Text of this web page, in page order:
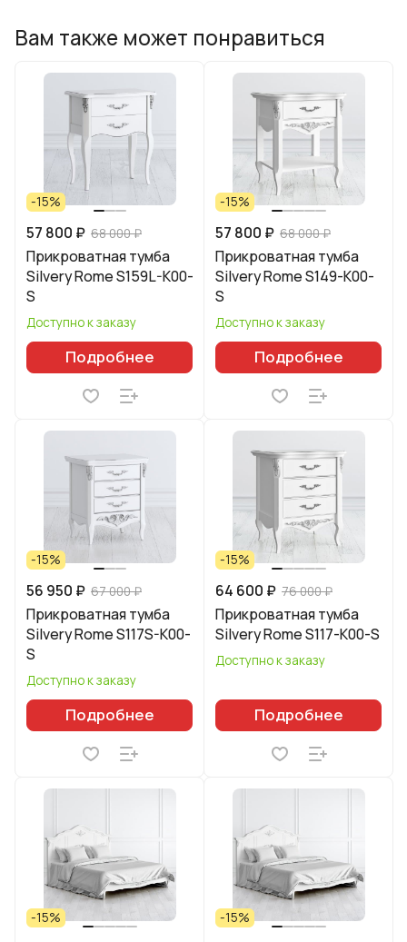
Вам также может понравиться
-15%
57 800 ₽ 68 000 ₽
Прикроватная тумба
Silvery Rome S159L-K00-
S
Доступно к заказу
Подробнее
-15%
57 800 ₽ 68 000 ₽
Прикроватная тумба
Silvery Rome S149-K00-
S
Доступно к заказу
Подробнее
-15%
56 950 ₽ 67 000 ₽
Прикроватная тумба
Silvery Rome S117S-K00-
S
Доступно к заказу
Подробнее
-15%
64 600 ₽ 76 000 ₽
Прикроватная тумба
Silvery Rome S117-K00-S
Доступно к заказу
Подробнее
-15% -15%